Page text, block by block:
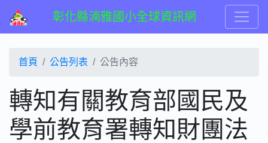
彰化縣湳雅國小全球資訊網
首頁 公告列表 公告內容
轉知有關教育部國民及
學前教育署轉知財團法